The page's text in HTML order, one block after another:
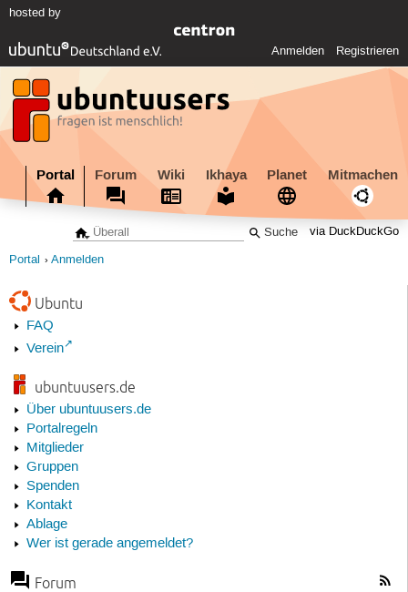
hosted by
Anmelden Registrieren
Portal Forum Wiki Ikhaya Planet Mitmachen
via DuckDuckGo
Portal Anmelden
Ubuntu
FAQ
Verein
ubuntuusers.de
Über ubuntuusers.de
Portalregeln
Mitglieder
Gruppen
Spenden
Kontakt
Ablage
Wer ist gerade angemeldet?
Forum